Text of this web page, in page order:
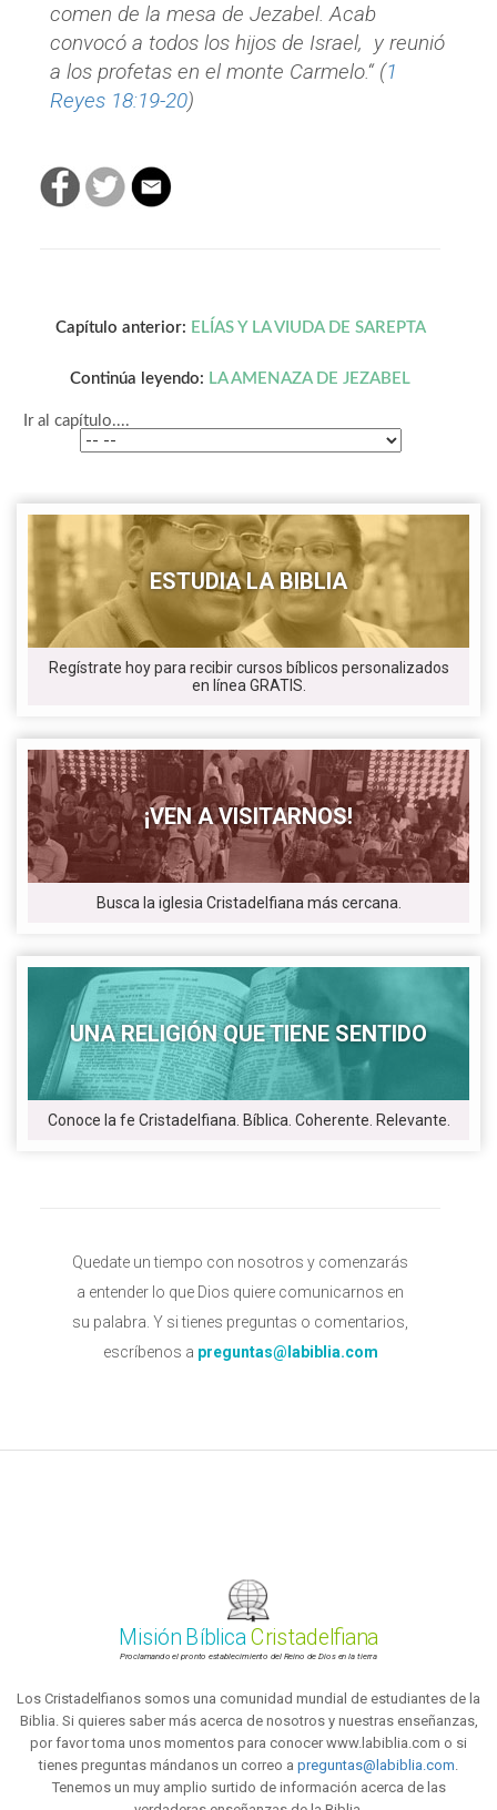
comen de la mesa de Jezabel. Acab
convocó a todos los hijos de Israel, y reunió
a los profetas en el monte Carmelo.“ (1
Reyes 18:19-20)
Capítulo anterior: ELÍAS Y LA VIUDA DE SAREPTA
Continúa leyendo: LA AMENAZA DE JEZABEL
Ir al capítulo....
ESTUDIA LA BIBLIA
Regístrate hoy para recibir cursos bíblicos personalizados
en línea GRATIS.
¡VEN A VISITARNOS!
Busca la iglesia Cristadelfiana más cercana.
UNA RELIGIÓN QUE TIENE SENTIDO
Conoce la fe Cristadelfiana. Bíblica. Coherente. Relevante.
Quedate un tiempo con nosotros y comenzarás
a entender lo que Dios quiere comunicarnos en
su palabra. Y si tienes preguntas o comentarios,
escríbenos a preguntas@labiblia.com
Misión BíblicaCristadelfiana
Proclamando el pronto establecimiento del Reino de Dios en la tierra
Los Cristadelfianos somos una comunidad mundial de estudiantes de la
Biblia. Si quieres saber más acerca de nosotros y nuestras enseñanzas,
por favor toma unos momentos para conocer www.labiblia.com o si
tienes preguntas mándanos un correo a preguntas@labiblia.com
Tenemos un muy amplio surtido de información acerca de las